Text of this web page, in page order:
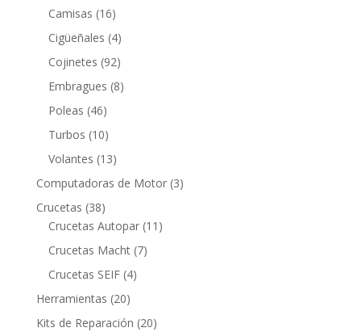
productos
Camisas 1616
productos
Cigüeñales 44
productos
Cojinetes 9292
productos
Embragues 88
Poleas 4646
productos
Turbos 1010
productos
Volantes 1313
productos
Computadoras de Motor 33
Crucetas 3838
productos
Crucetas Autopar 11 11
Crucetas Macht 77
Crucetas SEIF 44
Herramientas 2020
productos
Kits de Reparación 2020